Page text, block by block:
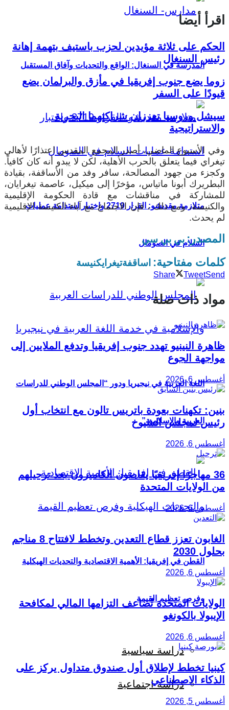
المدرسة في السنغال: الواقع والتحديات وآفاق المستقبل
متلازمة مقديشو: القرار 2719 واختبار استدامة عمليات
السلام في الصومال
اللغة العربية في نيجيريا ودور “المجلس الوطني للدراسات
العربية والإسلامية”
القطن في إفريقيا: الأهمية الاقتصادية والتحديات الهيكلية
وفرص تعظيم القيمة
دراسة سياسية
دراسة اجتماعية
اقرأ أيضا
الحكم على ثلاثة مؤيدين لحزب باستيف بتهمة إهانة
رئيس السنغال
زوما يضع جنوب إفريقيا في مأزق والبرلمان يضع
قيودًا على السفر
سيشل وروسيا تعززان شراكتهما البحرية
والاستراتيجية
وفي الأسبوع الماضي، أصدر المجمع المقدس اعتذارًا لأهالي
تيغراي فيما يتعلق بالحرب الأهلية، لكن لا يبدو أنه كان كافياً.
وكجزء من جهود المصالحة، سافر وفد من الأساقفة، بقيادة
البطريرك أبونا ماتياس، مؤخرًا إلى ميكيل، عاصمة تيغرايان،
للمشاركة في مناقشات مع قادة الحكومة الإقليمية
والكنيسة، ومع ذلك ، فإن الاجتماع مع آباء الكنيسة الإقليمية
لم يحدث.
المصدر: بي بي سي
كلمات مفتاحية: اساقفةتيغرايكنيسة
Share TweetSend
مواد ذات صلة
ظاهرة النينيو تهدد جنوب إفريقيا وتدفع الملايين إلى
مواجهة الجوع
أغسطس 6, 2026
بنين: تكهنات بعودة باتريس تالون مع انتخاب أول
رئيس لمجلس الشيوخ
أغسطس 6, 2026
36 مهاجرًا إفريقيًا يقاضون الكاميرون بعد ترحيلهم
من الولايات المتحدة
أغسطس 6, 2026
الغابون تعزز قطاع التعدين وتخطط لافتتاح 8 مناجم
بحلول 2030
أغسطس 6, 2026
الولايات المتحدة تُضاعف التزامها المالي لمكافحة
الإيبولا بالكونغو
أغسطس 6, 2026
كينيا تخطط لإطلاق أول صندوق متداول يركز على
الذكاء الاصطناعي
أغسطس 5, 2026